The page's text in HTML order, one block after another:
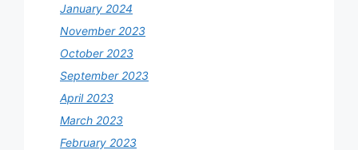
January 2024
November 2023
October 2023
September 2023
April 2023
March 2023
February 2023